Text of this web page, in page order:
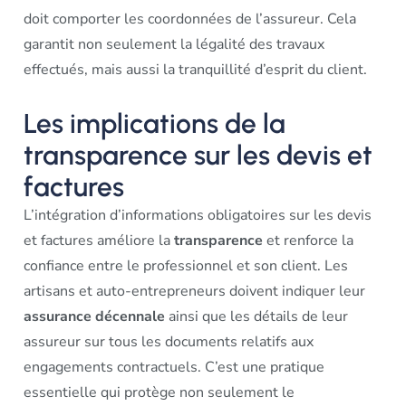
doit comporter les coordonnées de l’assureur. Cela
garantit non seulement la légalité des travaux
effectués, mais aussi la tranquillité d’esprit du client.
Les implications de la
transparence sur les devis et
factures
L’intégration d’informations obligatoires sur les devis
et factures améliore latransparence et renforce la
confiance entre le professionnel et son client. Les
artisans et auto-entrepreneurs doivent indiquer leur
assurance décennale ainsi que les détails de leur
assureur sur tous les documents relatifs aux
engagements contractuels. C’est une pratique
essentielle qui protège non seulement le